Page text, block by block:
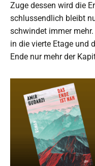
Zuge dessen wird die
schlussendlich bleibt
schwindet immer
in die vierte Etage und
Ende nur mehr der